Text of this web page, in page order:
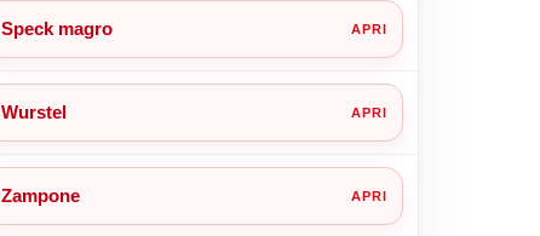
Speck magro
Wurstel
Zampone